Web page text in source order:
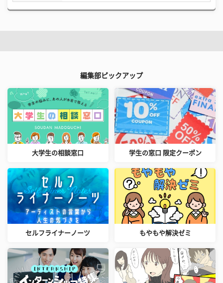
編集部ピックアップ
大学生の相談窓口 学生の窓口 限定クーポン
セルフライナーノーツ もやもや解決ゼミ